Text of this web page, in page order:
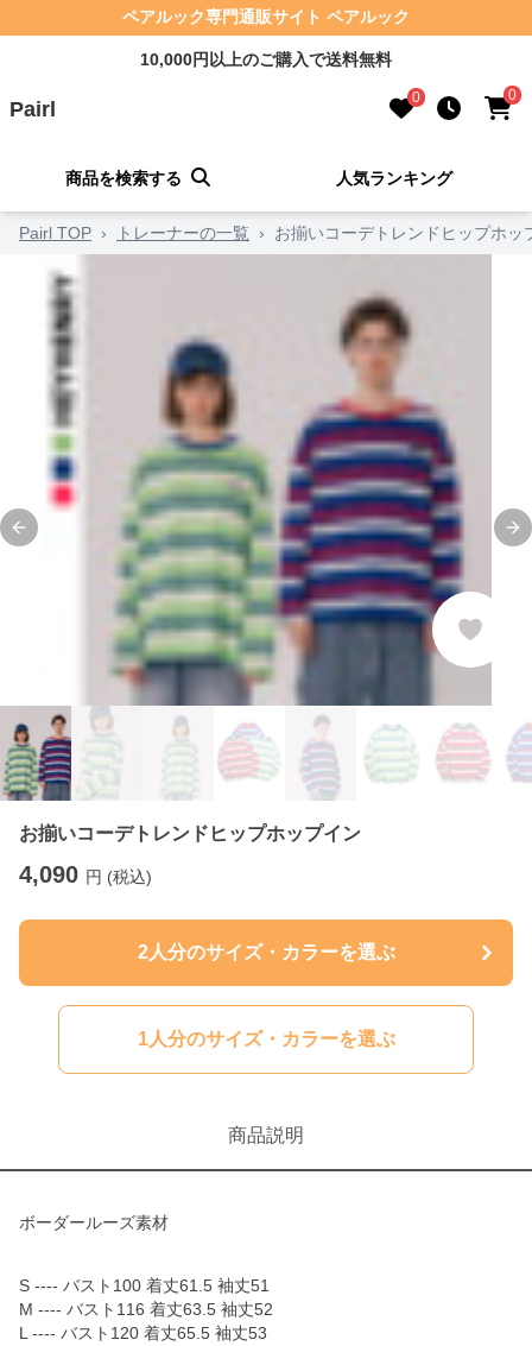
ペアルック専門通販サイト ペアルック
10,000円以上のご購入で送料無料
Pairl 0 0
商品を検索する 人気ランキング
Pairl TOP › トレーナーの一覧 › お揃いコーデトレンドヒップホッ
Previous slide
お揃いコーデトレンドヒップホップイン
4,090 円 (税込)
2人分のサイズ・カラーを選ぶ
1人分のサイズ・カラーを選ぶ
商品説明
ボーダールーズ素材
S ---- バスト100 着丈61.5 袖丈51
M ---- バスト116 着丈63.5 袖丈52
L ---- バスト120 着丈65.5 袖丈53